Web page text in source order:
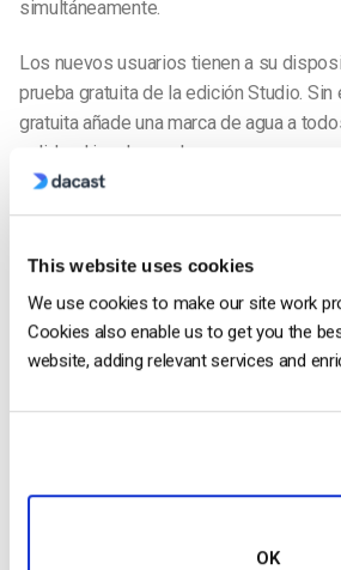
This website uses cookies
We use cookies to make our site work
Cookies also enable us to get you the
website, adding relevant services and
OK
simultáneamente.
Los nuevos usuarios tienen a su
prueba gratuita de la edición Studio. Sin
gratuita añade una marca de agua a
salida, al igual que el
codificador Wirecast
hace.
Aquí tienes una lista de los módulos de
Configuración de la
el software de transmisión
Esto le permite iniciar rápida y